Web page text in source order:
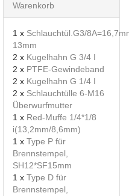
Warenkorb
1 x Schlauchtül.G3/
13mm
2 x Kugelhahn G 3/4 I
2 x PTFE-Gewindeband
2 x Kugelhahn G 1/4 I
2 x Schlauchtülle 6-M16
Überwurfmutter
1 x Red-Muffe 1/4*1/8
i(13,2mm/8,6mm)
1 x Type P für
Brennstempel,
SH12*SF15mm
1 x Type D für
Brennstempel,